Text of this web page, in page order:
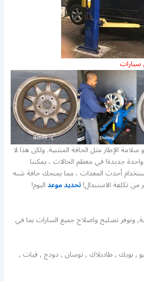
الإطار مثل الحافة المنثنية. ولكن هذا لا
جديدة! في معظم الحالات ، يمكننا
أحدث المعدات ، مما يمنحك حافة شبه
تكلفة الاستبدال!تحديد موعداليوم!
ونوفر تصليح واصلاح جميع السارات بما في
, بويك , طاديلاك , توسان , دودج , فيات ,